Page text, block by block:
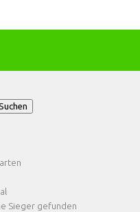
Sieger gefunden